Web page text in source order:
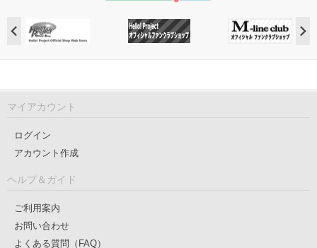
マイアカウント
ログイン
アカウント作成
ヘルプ＆ガイド
ご利用案内
お問い合わせ
よくある質問（FAQ）